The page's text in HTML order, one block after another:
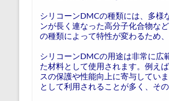
シリコーンDMCの種類には、多様
ンが長く連なった高分子化合物な
の種類によって特性が変わるため
シリコーンDMCの用途は非常に広
た材料として使用されます。例え
スの保護や性能向上に寄与してい
として利用されることが多く、そ